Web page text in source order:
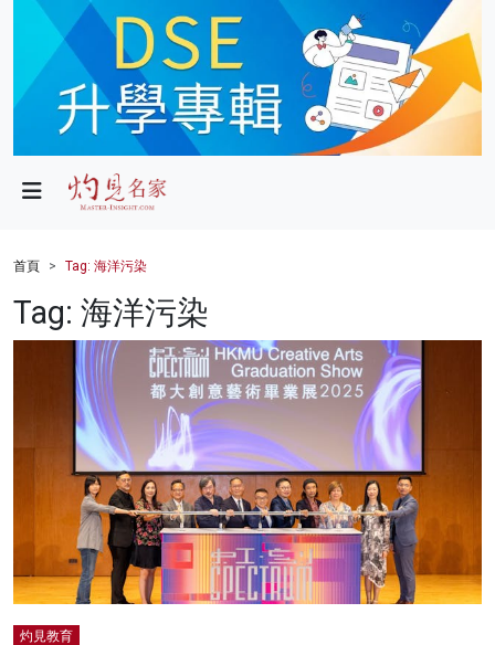
政局
財經
健康
影片
名家榜
灼見活動
首頁 Tag: 海洋污染
Tag: 海洋污染
灼見教育